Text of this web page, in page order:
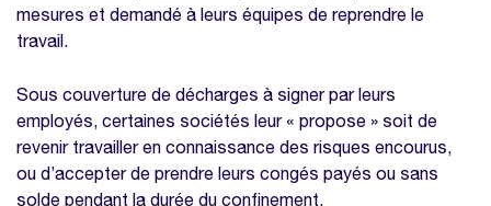
mesures et demandé à leurs équipes de reprendre le
travail.
Sous couverture de décharges à signer par leurs
employés, certaines sociétés leur « propose » soit de
revenir travailler en connaissance des risques encourus,
ou d’accepter de prendre leurs congés payés ou sans
solde pendant la durée du confinement.